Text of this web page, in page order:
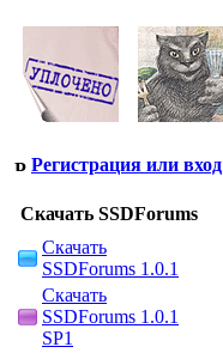
Регистрация или вход
Скачать SSDForums
Скачать
SSDForums 1.0.1
Скачать
SSDForums 1.0.1
SP1